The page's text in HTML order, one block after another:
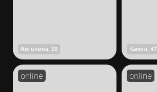
Ангелина 29 Камил 47